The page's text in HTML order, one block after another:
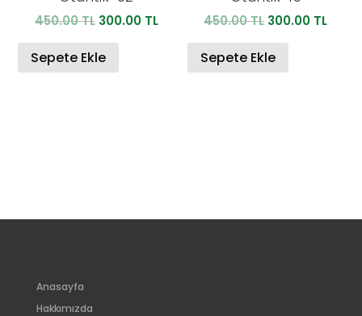
450.00TL Orijinal
450.00 TL.
300.00 TLŞu
300.00 TL.
Sepete Ekle
450.00TL Orijinal
450.00 TL.
300.00 TLŞu
Sepete Ekle
Anasayfa
Hakkımızda